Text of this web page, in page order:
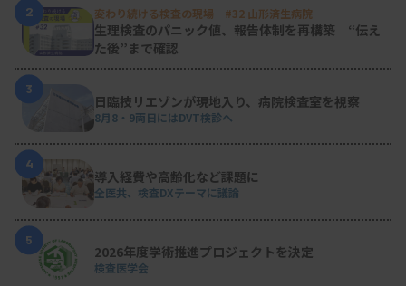
2 変わり続ける検査の現場 #32 山形済生病院
生理検査のパニック値、報告体制を再構築 “伝え
た後”まで確認
3
日臨技リエゾンが現地入り、病院検査室を視察
8月8・9両日にはDVT検診へ
4
導入経費や高齢化など課題に
全医共、検査DXテーマに議論
5
2026年度学術推進プロジェクトを決定
検査医学会